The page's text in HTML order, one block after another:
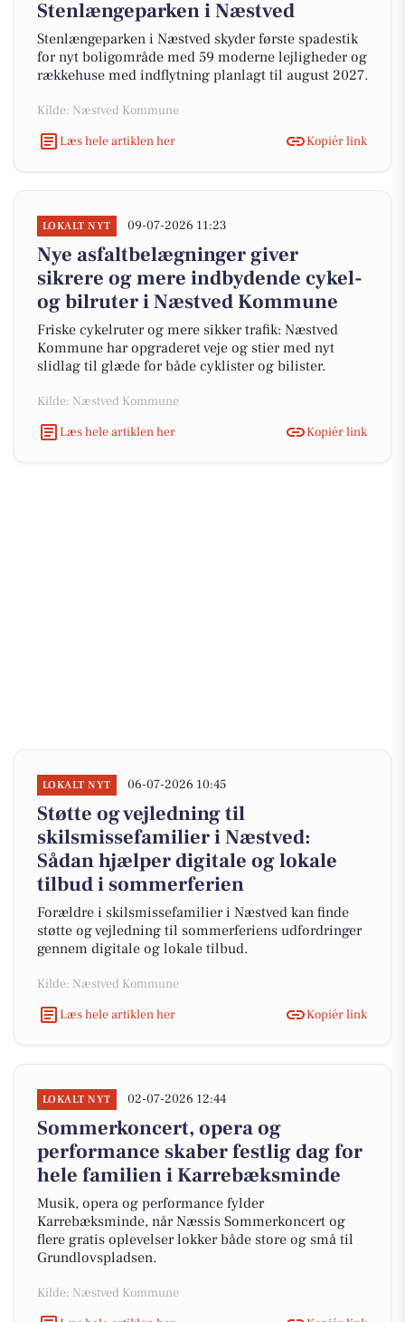
Stenlængeparken i Næstved
Stenlængeparken i Næstved skyder første spadestik
for nyt boligområde med 59 moderne lejligheder og
rækkehuse med indflytning planlagt til august 2027.
Kilde: Næstved Kommune
Læs hele artiklen her
Kopiér link
LOKALT NYT 09-07-2026 11:23
Nye asfaltbelægninger giver
sikrere og mere indbydende cykel-
og bilruter i Næstved Kommune
Friske cykelruter og mere sikker trafik: Næstved
Kommune har opgraderet veje og stier med nyt
slidlag til glæde for både cyklister og bilister.
Kilde: Næstved Kommune
Læs hele artiklen her
Kopiér link
LOKALT NYT 06-07-2026 10:45
Støtte og vejledning til
skilsmissefamilier i Næstved:
Sådan hjælper digitale og lokale
tilbud i sommerferien
Forældre i skilsmissefamilier i Næstved kan finde
støtte og vejledning til sommerferiens udfordringer
gennem digitale og lokale tilbud.
Kilde: Næstved Kommune
Læs hele artiklen her
Kopiér link
LOKALT NYT 02-07-2026 12:44
Sommerkoncert, opera og
performance skaber festlig dag for
hele familien i Karrebæksminde
Musik, opera og performance fylder
Karrebæksminde, når Næssis Sommerkoncert og
flere gratis oplevelser lokker både store og små til
Grundlovspladsen.
Kilde: Næstved Kommune